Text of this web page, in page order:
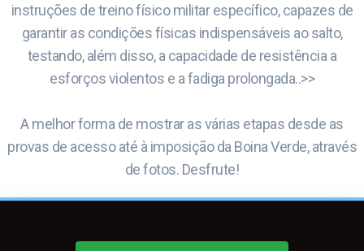
instruções de treino físico militar específico, capazes de
garantir as condições físicas indispensáveis ao salto,
testando, além disso, a capacidade de resistência a
esforços violentos e a fadiga prolongada..>>
A melhor forma de mostrar as várias etapas desde as
provas de acesso até à imposição da Boina Verde, através
de fotos. Desfrute!